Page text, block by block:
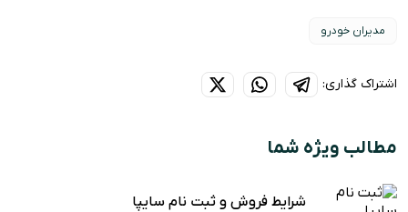
مدیران خودرو
اشتراک گذاری:
مطالب ویژه شما
شرایط فروش و ثبت نام سایپا